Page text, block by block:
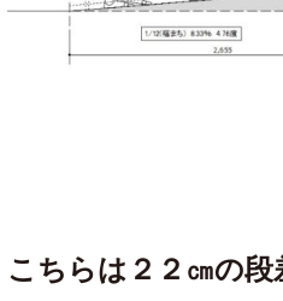
こちらは２２㎝の段